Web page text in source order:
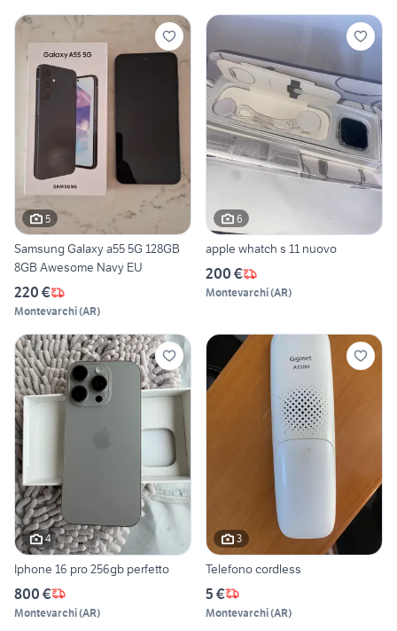
5
Samsung Galaxy a55 5G 128GB
8GB Awesome Navy EU
220 €
Montevarchi(AR)
6
apple whatch s 11 nuovo
200 €
Montevarchi(AR)
4
Iphone 16 pro 256gb perfetto
800 €
Montevarchi(AR)
3
Telefono cordless
5 €
Montevarchi(AR)